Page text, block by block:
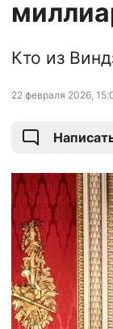
Кто из
22 февраля 2026,